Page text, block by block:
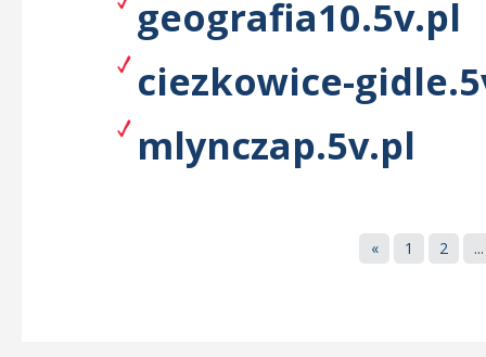
geografia10.5v.pl
ciezkowice-
mlynczap.5v.pl
« 1 2 ...